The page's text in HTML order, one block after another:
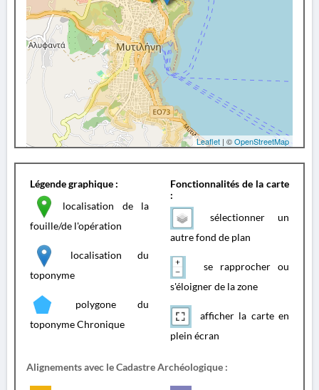
Leaflet | ©OpenStreetMap
Légende graphique :
localisation de la
fouille/de l'opération
localisation du
toponyme
polygone du
toponyme Chronique
Fonctionnalités de la carte
:
sélectionner un
autre fond de plan
se rapprocher ou
s'éloigner de la zone
afficher la carte en
plein écran
Alignements avec le Cadastre Archéologique :